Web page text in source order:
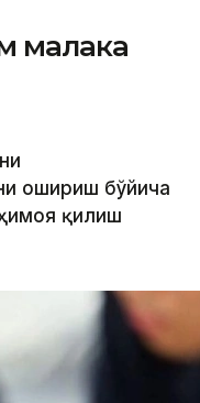
малака
ошириш бўйича
қилиш